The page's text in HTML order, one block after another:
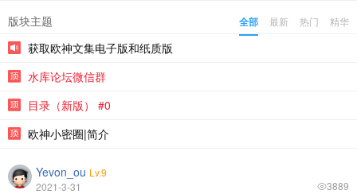
版块主题 全部 最新 热门 精华
获取欧神文集电子版和纸质版
水库论坛微信群
目录（新版） #0
欧神小密圈|简介
Yevon_ou Lv.9
2021-3-31
3889